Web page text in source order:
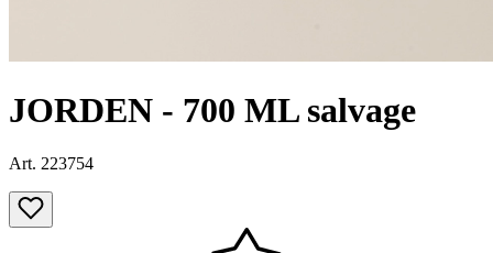
JORDEN - 700 ML salvage
Art. 223754